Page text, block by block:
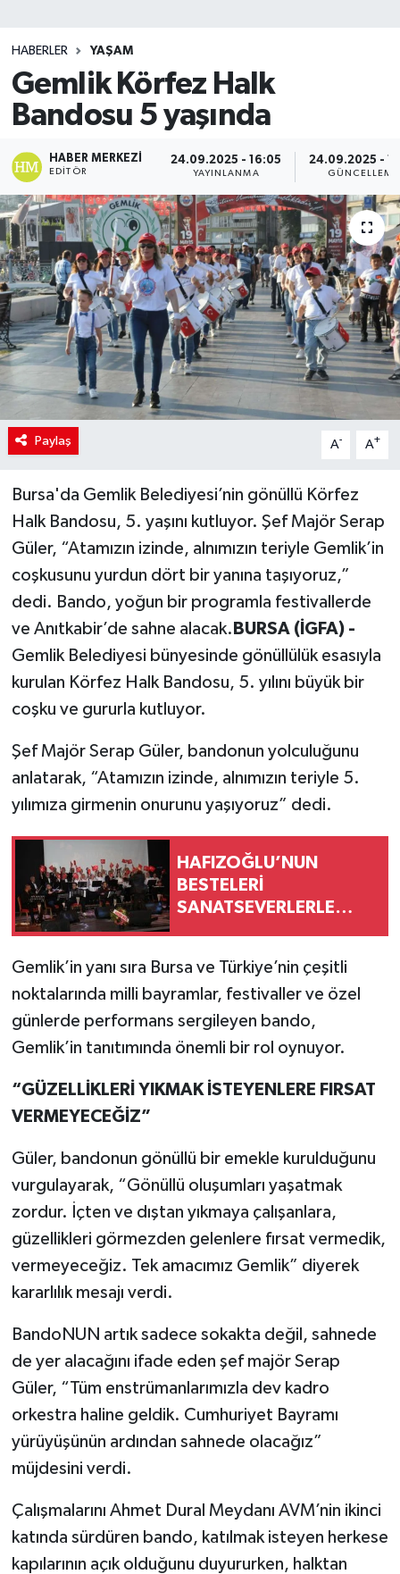
HABERLER YAŞAM
Gemlik Körfez Halk
Bandosu 5 yaşında
HABER MERKEZI
EDITÖR
24.09.2025 - 16:05
YAYINLANMA
24.09.2025 -
GÜNCELLEME
Paylaş A- A+
Bursa'da Gemlik Belediyesi’nin gönüllü Körfez
Halk Bandosu, 5. yaşını kutluyor. Şef Majör Serap
Güler, “Atamızın izinde, alnımızın teriyle Gemlik’in
coşkusunu yurdun dört bir yanına taşıyoruz,”
dedi. Bando, yoğun bir programla festivallerde
ve Anıtkabir’de sahne alacak. BURSA (İGFA) -
Gemlik Belediyesi bünyesinde gönüllülük esasıyla
kurulan Körfez Halk Bandosu, 5. yılını büyük bir
coşku ve gururla kutluyor.
Şef Majör Serap Güler, bandonun yolculuğunu
anlatarak, “Atamızın izinde, alnımızın teriyle 5.
yılımıza girmenin onurunu yaşıyoruz” dedi.
HAFIZOĞLU’NUN
BESTELERİ
SANATSEVERLERLE
Gemlik’in yanı sıra Bursa ve Türkiye’nin çeşitli
noktalarında milli bayramlar, festivaller ve özel
günlerde performans sergileyen bando,
Gemlik’in tanıtımında önemli bir rol oynuyor.
“GÜZELLİKLERİ YIKMAK İSTEYENLERE FIRSAT
VERMEYECEĞİZ”
Güler, bandonun gönüllü bir emekle kurulduğunu
vurgulayarak, “Gönüllü oluşumları yaşatmak
zordur. İçten ve dıştan yıkmaya çalışanlara,
güzellikleri görmezden gelenlere fırsat vermedik,
vermeyeceğiz. Tek amacımız Gemlik” diyerek
kararlılık mesajı verdi.
BandoNUN artık sadece sokakta değil, sahnede
de yer alacağını ifade eden şef majör Serap
Güler, “Tüm enstrümanlarımızla dev kadro
orkestra haline geldik. Cumhuriyet Bayramı
yürüyüşünün ardından sahnede olacağız”
müjdesini verdi.
Çalışmalarını Ahmet Dural Meydanı AVM’nin ikinci
katında sürdüren bando, katılmak isteyen herkese
kapılarının açık olduğunu duyururken, halktan
Teknoloji
TRABZON
TRABZONSPOR
Yaşam